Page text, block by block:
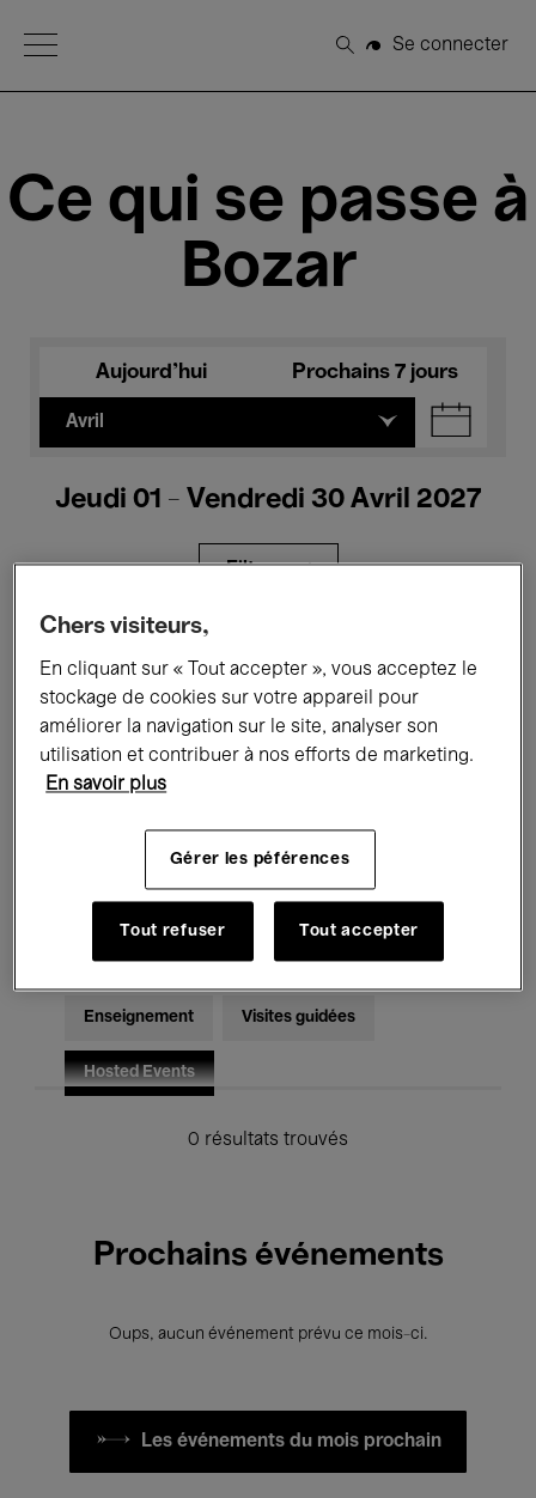
Open Menu
Rechercher
Se connecter
Ce qui se passe à
Bozar
Aujourd'hui Prochains 7 jours
Avril
Jeudi 01 - Vendredi 30 Avril 2027
Filtres
Expositions Films Performances
Rencontres & Débats Jazz
Musique électronique
Pour tous Kids’ Palace
Enseignement Visites guidées
Hosted Events
0 résultats trouvés
Prochains événements
Oups, aucun événement prévu ce mois-ci.
Les événements du mois prochain
Chers visiteurs,
En cliquant sur « Tout accepter », vous acceptez le
stockage de cookies sur votre appareil pour
améliorer la navigation sur le site, analyser son
utilisation et contribuer à nos efforts de marketing.
En savoir plus
Gérer les péférences
Tout refuser Tout accepter